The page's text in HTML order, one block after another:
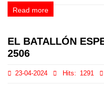
Read more
EL BATALLÓN
2506
23-04-2024 Hits: 1291